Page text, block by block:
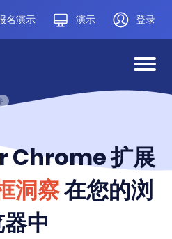
名演示 演示 登录
Chrome 扩展
洞察在您的浏
中